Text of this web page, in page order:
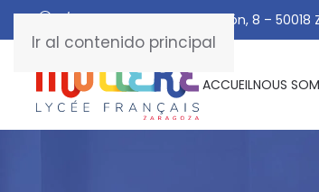
Ir al contenido principal
C/ De Manuel Marraco Ramón, 8 – 50018
ACCUEILNOUS